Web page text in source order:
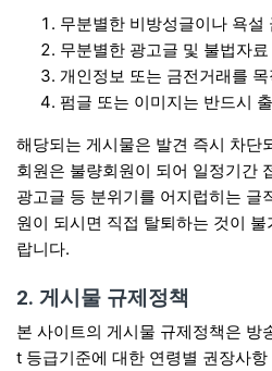
무분별한 비방성글이나 욕설
무분별한 광고글 및 불법자
개인정보 또는 금전거래를
펌글 또는 이미지는 반드시
해당되는 게시물은 발견 즉시 차단
회원은 불량회원이 되어 일정기간
광고글 등 분위기를 어지럽히는 글
원이 되시면 직접 탈퇴하는 것이
랍니다.
2. 게시물 규제정책
본 사이트의 게시물 규제정책은 방
t 등급기준에 대한 연령별 권장사